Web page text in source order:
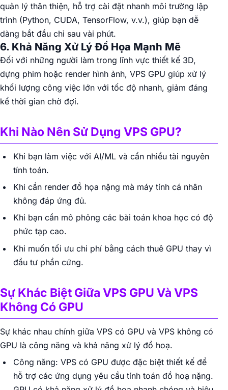
quản lý thân thiện, hỗ trợ cài đặt nhanh môi trường lập
trình (Python, CUDA, TensorFlow, v.v.), giúp bạn dễ
dàng bắt đầu chỉ sau vài phút.
6. Khả Năng Xử Lý Đồ Họa Mạnh Mẽ
Đối với những người làm trong lĩnh vực thiết kế 3D,
dựng phim hoặc render hình ảnh, VPS GPU giúp xử lý
khối lượng công việc lớn với tốc độ nhanh, giảm đáng
kể thời gian chờ đợi.
Khi Nào Nên Sử Dụng VPS GPU?
Khi bạn làm việc với AI/ML và cần nhiều tài nguyên
tính toán.
Khi cần render đồ họa nặng mà máy tính cá nhân
không đáp ứng đủ.
Khi bạn cần mô phỏng các bài toán khoa học có độ
phức tạp cao.
Khi muốn tối ưu chi phí bằng cách thuê GPU thay vì
đầu tư phần cứng.
Sự Khác Biệt Giữa VPS GPU Và VPS
Không Có GPU
Sự khác nhau chính giữa VPS có GPU và VPS không có
GPU là công năng và khả năng xử lý đồ hoạ.
Công năng: VPS có GPU được đặc biệt thiết kế để
hỗ trợ các ứng dụng yêu cầu tính toán đồ hoạ nặng.